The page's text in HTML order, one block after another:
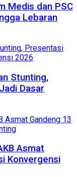
Medis dan PSC
Lebaran
Stunting,
Dasar
Asmat
Konvergensi